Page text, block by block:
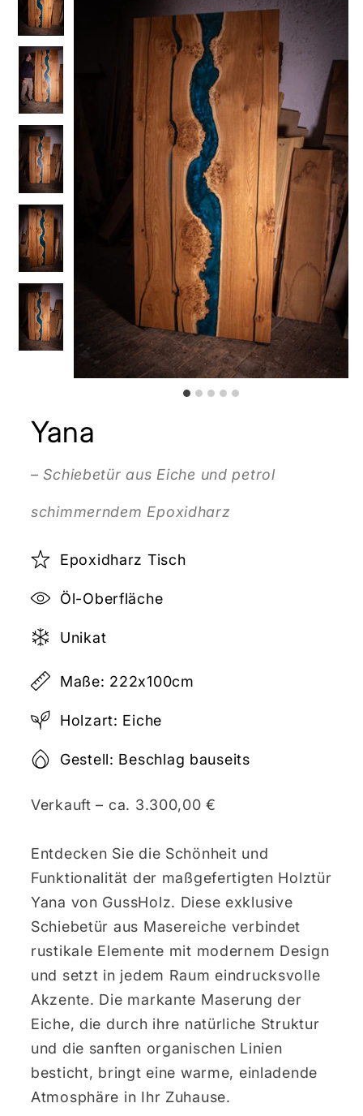
Yana
– Schiebetür aus Eiche und petrol
schimmerndem Epoxidharz
Epoxidharz Tisch
Öl-Oberfläche
Unikat
Maße: 222x100cm
Holzart: Eiche
Gestell: Beschlag bauseits
Verkauft – ca. 3.300,00 €
Entdecken Sie die Schönheit und
Funktionalität der maßgefertigten Holztür
Yana von GussHolz. Diese exklusive
Schiebetür aus Masereiche verbindet
rustikale Elemente mit modernem Design
und setzt in jedem Raum eindrucksvolle
Akzente. Die markante Maserung der
Eiche, die durch ihre natürliche Struktur
und die sanften organischen Linien
besticht, bringt eine warme, einladende
Atmosphäre in Ihr Zuhause.